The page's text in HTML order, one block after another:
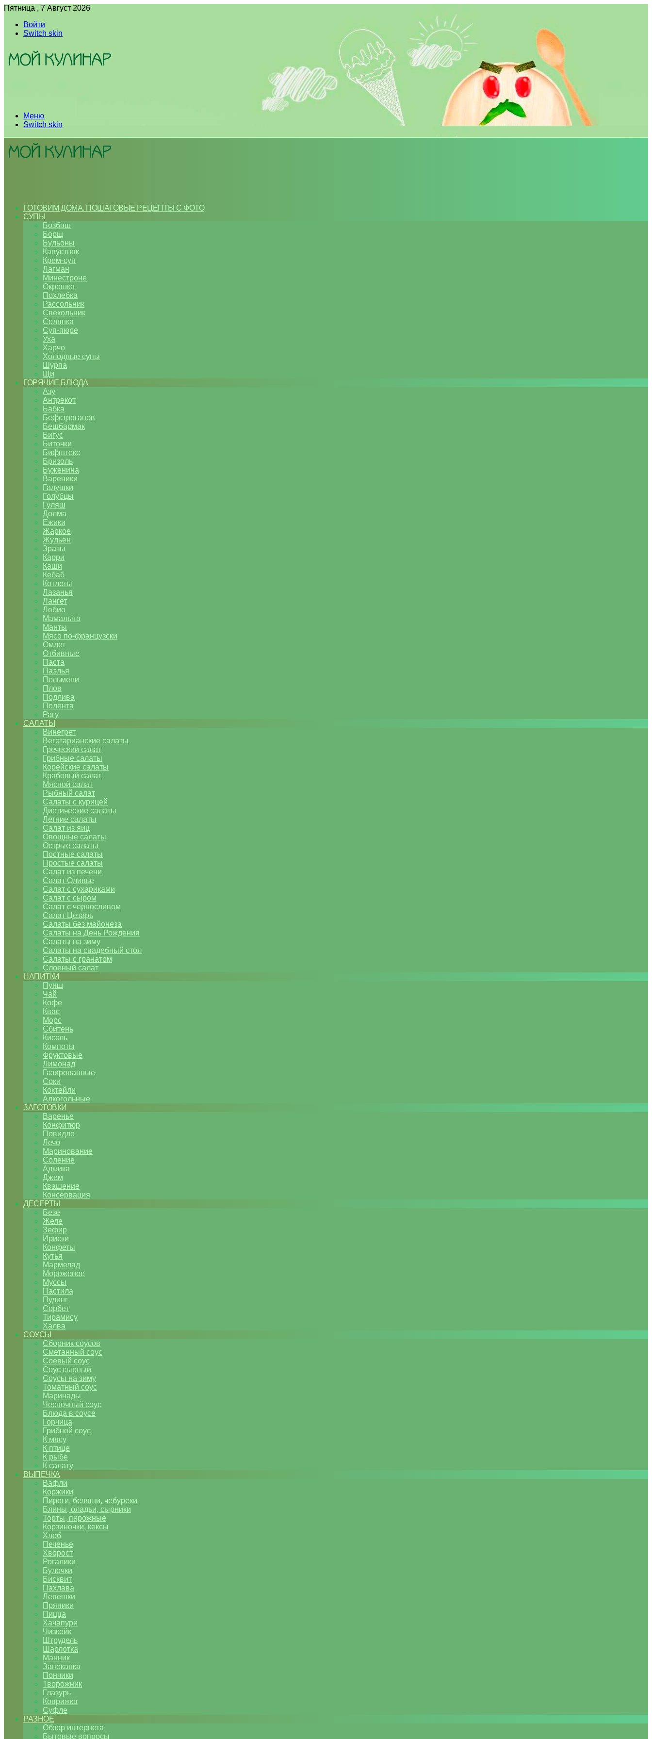
Пятница , 7 Август 2026
Войти
Switch skin
Меню
Switch skin
ГОТОВИМ ДОМА. ПОШАГОВЫЕ РЕЦЕПТЫ С ФОТО
СУПЫ
Бозбаш
Борщ
Бульоны
Капустняк
Крем-суп
Лагман
Минестроне
Окрошка
Похлебка
Рассольник
Свекольник
Солянка
Суп-пюре
Уха
Харчо
Холодные супы
Шурпа
Щи
ГОРЯЧИЕ БЛЮДА
Азу
Антрекот
Бабка
Бефстроганов
Бешбармак
Бигус
Биточки
Бифштекс
Бризоль
Буженина
Вареники
Галушки
Голубцы
Гуляш
Долма
Ежики
Жаркое
Жульен
Зразы
Карри
Каши
Кебаб
Котлеты
Лазанья
Лангет
Лобио
Мамалыга
Манты
Мясо по-французски
Омлет
Отбивные
Паста
Паэлья
Пельмени
Плов
Подлива
Полента
Рагу
САЛАТЫ
Винегрет
Вегетарианские салаты
Греческий салат
Грибные салаты
Корейские салаты
Крабовый салат
Мясной салат
Рыбный салат
Салаты с курицей
Диетические салаты
Летние салаты
Салат из яиц
Овощные салаты
Острые салаты
Постные салаты
Простые салаты
Салат из печени
Салат Оливье
Салат с сухариками
Салат с сыром
Салат с черносливом
Салат Цезарь
Салаты без майонеза
Салаты на День Рождения
Салаты на зиму
Салаты на свадебный стол
Салаты с гранатом
Слоеный салат
НАПИТКИ
Пунш
Чай
Кофе
Квас
Морс
Сбитень
Кисель
Компоты
Фруктовые
Лимонад
Газированные
Соки
Коктейли
Алкогольные
ЗАГОТОВКИ
Варенье
Конфитюр
Повидло
Лечо
Маринование
Соление
Аджика
Джем
Квашение
Консервация
ДЕСЕРТЫ
Безе
Желе
Зефир
Ириски
Конфеты
Кутья
Мармелад
Мороженое
Муссы
Пастила
Пудинг
Сорбет
Тирамису
Халва
СОУСЫ
Сборник соусов
Сметанный соус
Соевый соус
Соус сырный
Соусы на зиму
Томатный соус
Маринады
Чесночный соус
Блюда в соусе
Горчица
Грибной соус
К мясу
К птице
К рыбе
К салату
ВЫПЕЧКА
Вафли
Коржики
Пироги, беляши, чебуреки
Блины, оладьи, сырники
Торты, пирожные
Корзиночки, кексы
Хлеб
Печенье
Хворост
Рогалики
Булочки
Бисквит
Пахлава
Лепешки
Пряники
Пицца
Хачапури
Чизкейк
Штрудель
Шарлотка
Манник
Запеканка
Пончики
Творожник
Глазурь
Коврижка
Суфле
РАЗНОЕ
Обзор интернета
Бытовые вопросы